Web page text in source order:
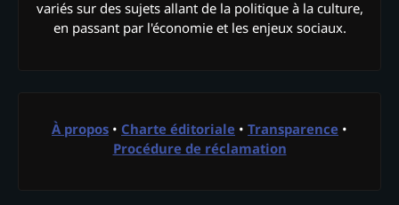
variés sur des sujets allant de la politique à la culture,
en passant par l'économie et les enjeux sociaux.
À propos • Charte éditoriale • Transparence •
Procédure de réclamation